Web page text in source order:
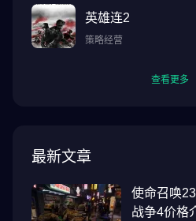
英雄连2
策略经营
查看更多
最新文章
使命召唤
战争4价格